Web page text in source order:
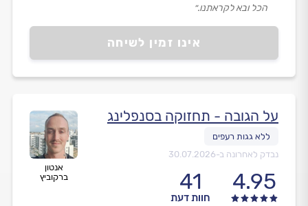
אינו זמין לשיחה
הכל ובא לקראתנו.״
אנטון
ברקוביץ
על הגובה - תחזוקה בסנפלינג
נבדק לאחרונה ב-30.07.2026
4.95
41
חוות דעת